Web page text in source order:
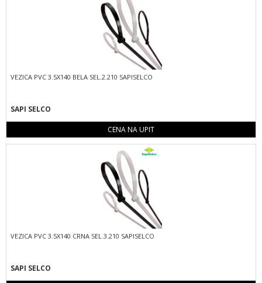
VEZICA PVC 3.5X140 BELA SEL.2.210 SAPISELCO
SAPI SELCO
CENA NA UPIT
VEZICA PVC 3.5X140 CRNA SEL.3.210 SAPISELCO
SAPI SELCO